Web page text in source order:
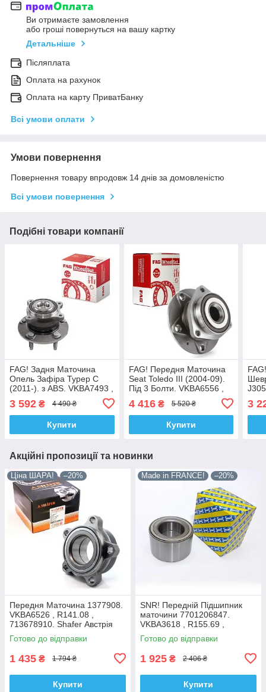
Ви отримаєте замовлення
або гроші повернуться на вашу картку
Детальніше
Післяплата
Оплата на рахунок
Оплата на карту ПриватБанку
Всі умови оплати
Умови повернення
Повернення товару впродовж 14 днів за домовленістю
Всі умови повернення
Подібні товари компанії
FAG! Задня Маточина
Опель Зафіра Турер С
(2011-). з ABS. VKBA7493 ,
Німеччина!
3 592 ₴ 4 490 ₴
Купити
FAG! Передня Маточина
Seat Toledo III (2004-09).
Під 3 Болти. VKBA6556 ,
Німеччина!
4 416₴ 5 520 ₴
Купити
3
Акційні пропозиції та новинки
Ціна ШАРА! –20%
Передня Маточина 1377908.
VKBA6526 , R141.08 ,
713678910. Shafer Австрія
Готово до відправки
1 435 ₴ 1 794 ₴
Купити
Made in FRANCE! –20%
SNR! Передній Підшипник
маточини 7701206847.
VKBA3618 , R155.69 ,
713644120. Франція!
Готово до відправки
1 925 ₴ 2 406 ₴
Купити